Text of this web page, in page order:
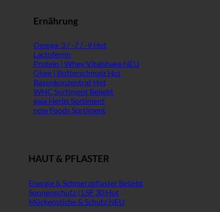
Ernährung
Omega-3 / -7 / -9
Lactoferrin
Protein | Whey Vitalshake
Ghee | Butterschmalz
Basenkonzentrat
WHC Sortiment
gaia Herbs Sortiment
now Foods Sortiment
HAUT & PFLASTER
Energie & Schmerzpflaster
Sonnenschutz | LSF 30
Mückenstiche & Schutz